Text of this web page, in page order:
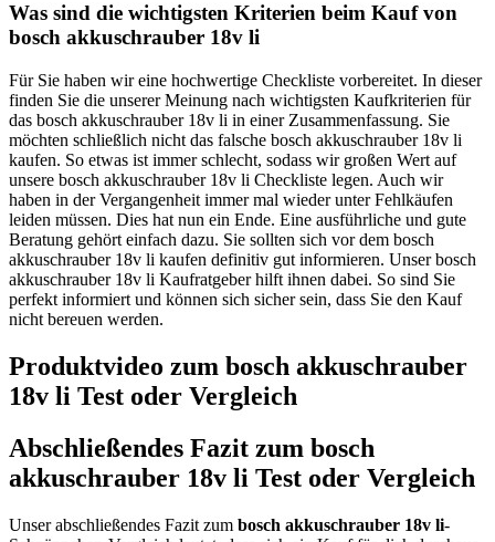
Was sind die wichtigsten Kriterien beim Kauf von
bosch akkuschrauber 18v li
Für Sie haben wir eine hochwertige Checkliste vorbereitet. In dieser
finden Sie die unserer Meinung nach wichtigsten Kaufkriterien für
das bosch akkuschrauber 18v li in einer Zusammenfassung. Sie
möchten schließlich nicht das falsche bosch akkuschrauber 18v li
kaufen. So etwas ist immer schlecht, sodass wir großen Wert auf
unsere bosch akkuschrauber 18v li Checkliste legen. Auch wir
haben in der Vergangenheit immer mal wieder unter Fehlkäufen
leiden müssen. Dies hat nun ein Ende. Eine ausführliche und gute
Beratung gehört einfach dazu. Sie sollten sich vor dem bosch
akkuschrauber 18v li kaufen definitiv gut informieren. Unser bosch
akkuschrauber 18v li Kaufratgeber hilft ihnen dabei. So sind Sie
perfekt informiert und können sich sicher sein, dass Sie den Kauf
nicht bereuen werden.
Produktvideo zum bosch akkuschrauber
18v li Test oder Vergleich
Abschließendes Fazit zum bosch
akkuschrauber 18v li Test oder Vergleich
Unser abschließendes Fazit zum bosch akkuschrauber 18v li-